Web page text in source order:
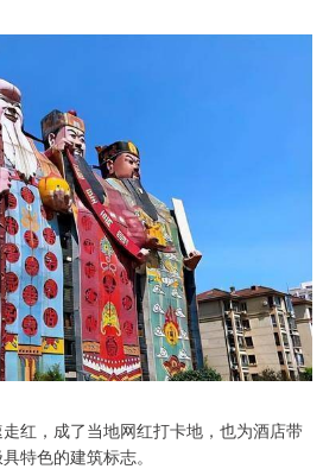
红，成了当地网红打卡地，也为酒店带
特色的建筑标志。